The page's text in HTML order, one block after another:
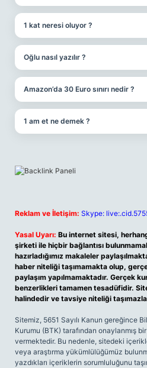
1 kat neresi oluyor ?
Oğlu nasıl yazılır ?
Amazon’da 30 Euro sınırı nedir ?
1 am et ne demek ?
Reklam ve İletişim: Skype:
Yasal Uyarı: Bu internet sitesi,
şirketi ile hiçbir bağlantısı
hazırladığımız makaleler
haber niteliği taşımamakta olup,
paylaşım yapılmamaktadır. Gerçek
benzerlikleri tamamen tesadüfidir.
halindedir ve tavsiye niteliği
Sitemiz, 5651 Sayılı Kanun gereğince
Kurumu (BTK) tarafından onaylanmış
vermektedir. Bu nedenle, sitedeki
veya araştırma yükümlülüğümüz
yazdıkları içeriklerin sorumluluğunu